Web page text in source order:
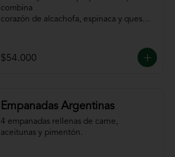
combina
corazón de alcachofa, espinaca y queso,
pan
de la casa
$54.000
Empanadas Argentinas
4 empanadas rellenas de carne,
aceitunas y pimentón.